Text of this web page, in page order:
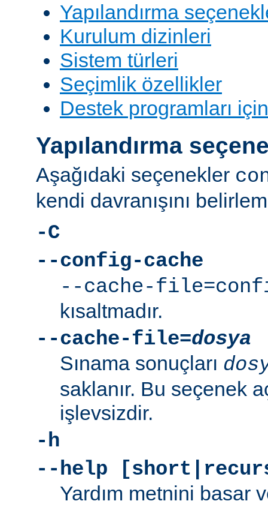
Yapılandırma
Kurulum dizinleri
Sistem türleri
Seçimlik özellikler
Destek programları
Yapılandırma
Aşağıdaki seçenekler
kendi davranışını
-C
--config-cache
--cache-
kısaltmadır.
--cache-file=dosya
Sınama sonuçları
saklanır. Bu seçenek
işlevsizdir.
-h
--help
Yardım metnini basar